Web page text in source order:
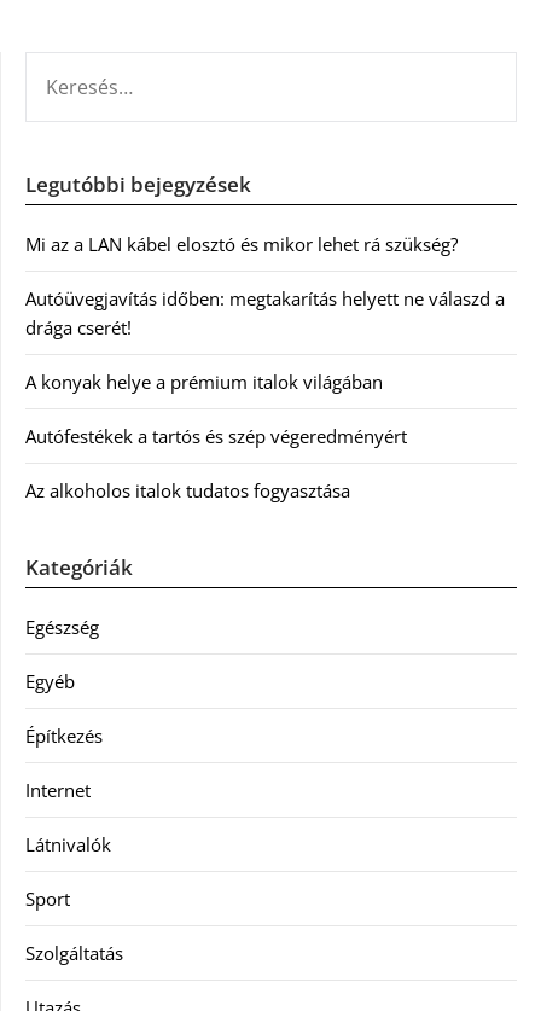
Legutóbbi bejegyzések
Mi az a LAN kábel elosztó és mikor lehet rá szükség?
Autóüvegjavítás időben: megtakarítás helyett ne válaszd a
drága cserét!
A konyak helye a prémium italok világában
Autófestékek a tartós és szép végeredményért
Az alkoholos italok tudatos fogyasztása
Kategóriák
Egészség
Egyéb
Építkezés
Internet
Látnivalók
Sport
Szolgáltatás